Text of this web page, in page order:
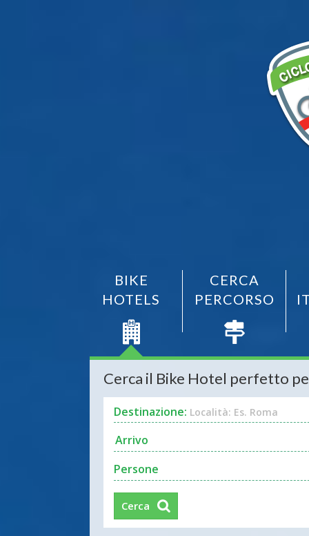
BIKE
HOTELS
CERCA
PERCORSO
Cerca il Bike Hotel perfetto
Destinazione: Località: Es. Roma
Persone
Cerca